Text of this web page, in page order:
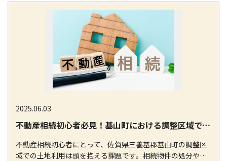
2025.06.03
不動産相続初心者必見！基山町における調整区域での注意点
不動産相続初心者にとって、佐賀県三養基郡基山町の調整区
域での土地利用は頭を抱える課題です。相続物件の処分や利